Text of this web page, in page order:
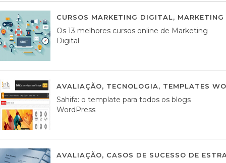
CURSOS MARKETING DIGITAL,
Os 13 melhores cursos online de Marketing
Digital
AVALIAÇÃO, TECNOLOGIA, TEMPLATES
Sahifa: o template para todos os blogs
WordPress
AVALIAÇÃO, CASOS DE SUCESSO DE